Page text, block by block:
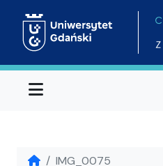
Menu
IMG_0075